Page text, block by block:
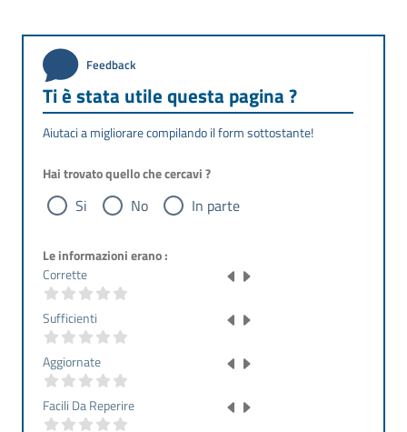
Feedback
Ti è stata utile questa pagina ?
Aiutaci a migliorare compilando il form sottostante!
Hai trovato quello che cercavi ?
Si No In parte
Le informazioni erano :
Corrette
Sufficienti
Aggiornate
Facili Da Reperire